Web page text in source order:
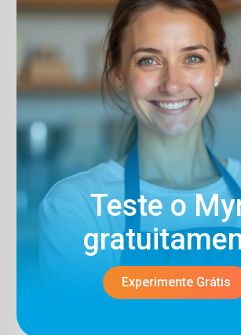
Teste o
Experimente Grátis